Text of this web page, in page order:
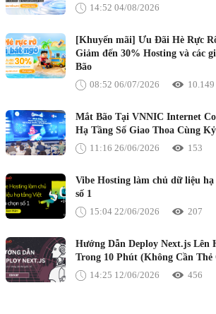
14:52 04/08/2026
[Khuyến mãi] Ưu Đãi Hè Rực
Giảm đến 30% Hosting và các
Bão
08:52 06/07/2026
10.149
Mắt Bão Tại VNNIC Internet
Hạ Tầng Số Giao Thoa Cùng
11:16 26/06/2026
153
Vibe Hosting làm chủ dữ liệu
số 1
15:04 22/06/2026
207
Hướng Dẫn Deploy Next.js Lên
Trong 10 Phút (Không Cần Thẻ
14:25 12/06/2026
456